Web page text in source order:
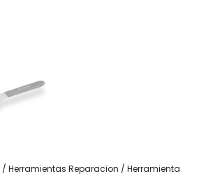
/ Herramientas Reparacion / Herramienta